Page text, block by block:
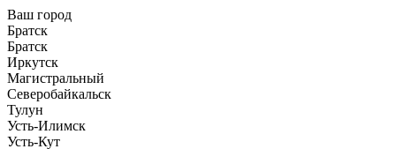
Ваш город
Братск
Братск
Иркутск
Магистральный
Северобайкальск
Тулун
Усть-Илимск
Усть-Кут